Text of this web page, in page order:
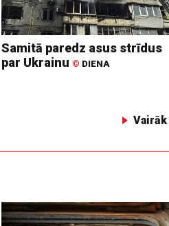
Samitā paredz asus strīdus
par Ukrainu © DIENA
Vairāk